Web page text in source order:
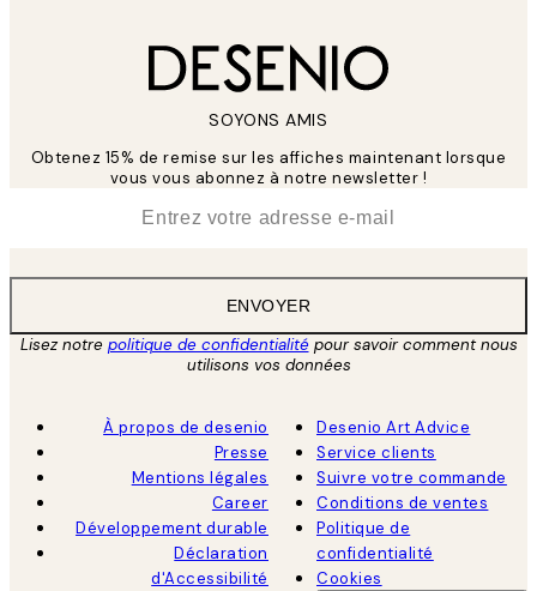
SOYONS AMIS
Obtenez 15% de remise sur les affiches maintenant lorsque
vous vous abonnez à notre newsletter !
ENVOYER
Lisez notre politique de confidentialitépour savoir comment nous
utilisons vos données
À propos de desenio
Presse
Mentions légales
Career
Développement durable
Déclaration
d'Accessibilité
Desenio Art Advice
Service clients
Suivre votre commande
Conditions de ventes
Politique de
confidentialité
Cookies